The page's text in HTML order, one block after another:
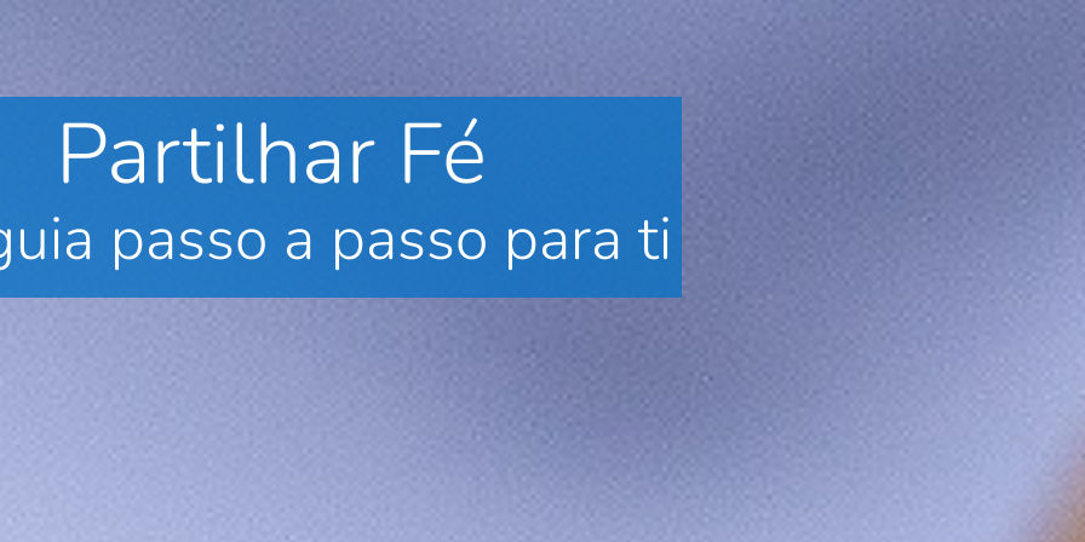
Partilhar Fé
passo a passo para ti